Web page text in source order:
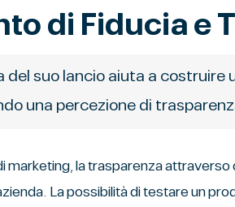
di Fiducia e
del suo lancio aiuta a
una percezione di
la trasparenza
La possibilità di testare un